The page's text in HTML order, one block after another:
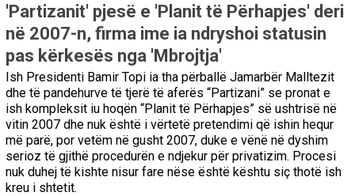
'Partizanit' pjesë e 'Planit të Përhapjes' deri
në 2007-n, firma ime ia ndryshoi statusin
pas kërkesës nga 'Mbrojtja'
Ish Presidenti Bamir Topi ia tha përballë Jamarbër Malltezit
dhe të pandehurve të tjerë të aferës “Partizani” se pronat e
ish kompleksit iu hoqën “Planit të Përhapjes” së ushtrisë në
vitin 2007 dhe nuk është i vërtetë pretendimi që ishin hequr
më parë, por vetëm në gusht 2007, duke e vënë në dyshim
serioz të gjithë procedurën e ndjekur për privatizim. Procesi
nuk duhej të kishte nisur fare nëse është kështu siç thotë ish
kreu i shtetit.